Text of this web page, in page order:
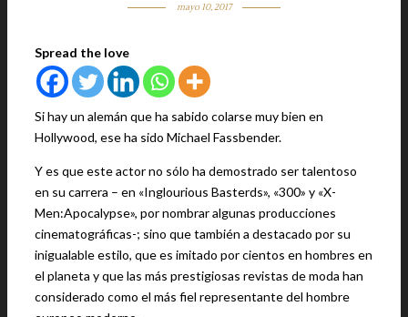
mayo 10, 2017
Spread the love
Si hay un alemán que ha sabido colarse muy bien en
Hollywood, ese ha sido Michael Fassbender.
Y es que este actor no sólo ha demostrado ser talentoso
en su carrera – en «Inglourious Basterds», «300» y «X-
Men:Apocalypse», por nombrar algunas producciones
cinematográficas-; sino que también a destacado por su
inigualable estilo, que es imitado por cientos en hombres en
el planeta y que las más prestigiosas revistas de moda han
considerado como el más fiel representante del hombre